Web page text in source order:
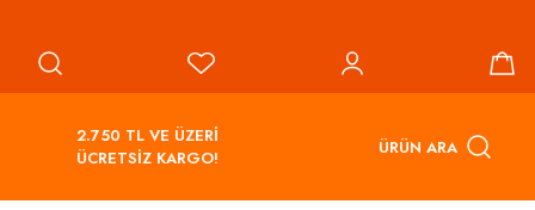
2.750 TL VE ÜZERİ
ÜCRETSİZ KARGO!
ÜRÜN ARA